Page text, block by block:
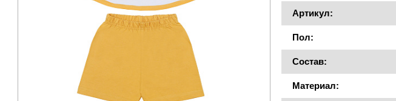
Артикул:
Пол:
Состав:
Материал: